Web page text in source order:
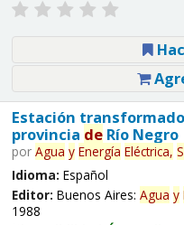
Estación
provincia deRío Negro
por Agua y Energía Eléctrica,
Idioma: Español
Editor: Buenos Aires: Agua y
1988